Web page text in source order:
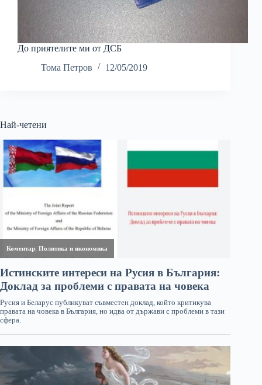
До приятелите ми от ДСБ
Тома Петров
12/05/2019
Най-четени